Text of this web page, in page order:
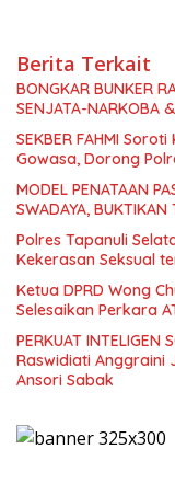
Berita Terkait
BONGKAR BUNKER
SENJATA-NARKOBA
SEKBER FAHMI
Gowasa, Dorong
MODEL PENATAAN
SWADAYA, BUKTIKAN
Polres Tapanuli
Kekerasan Seksual
Ketua DPRD Wong
Selesaikan Perkara
PERKUAT
Raswidiati Anggraini
Ansori Sabak